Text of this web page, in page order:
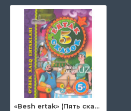
«Besh ertak» (Пять сказок) 1